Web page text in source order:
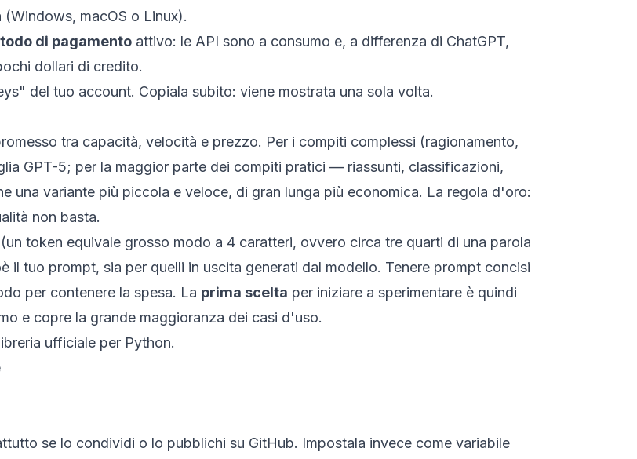
macOS o Linux).
di pagamento attivo: le API sono a consumo e, a differenza di ChatGPT,
dollari di credito.
del tuo account. Copiala subito: viene mostrata una sola volta.
tra capacità, velocità e prezzo. Per i compiti complessi (ragionamento,
GPT-5; per la maggior parte dei compiti pratici — riassunti, classificazioni,
una variante più piccola e veloce, di gran lunga più economica. La regola d'oro:
non basta.
token equivale grosso modo a 4 caratteri, ovvero circa tre quarti di una parola
il tuo prompt, sia per quelli in uscita generati dal modello. Tenere prompt concisi
per contenere la spesa. La prima scelta per iniziare a sperimentare è quindi
e copre la grande maggioranza dei casi d'uso.
ufficiale per Python.
se lo condividi o lo pubblichi su GitHub. Impostala invece come variabile